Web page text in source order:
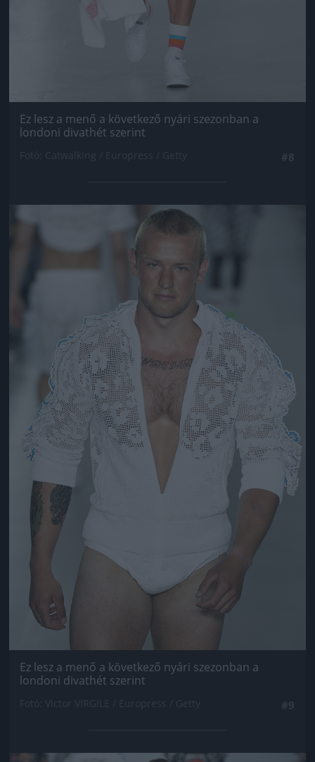
Ez lesz a menő a következő nyári szezonban a
londoni divathét szerint
Jön még kép!
Ez lesz a menő a következő nyári szezonban a
londoni divathét szerint